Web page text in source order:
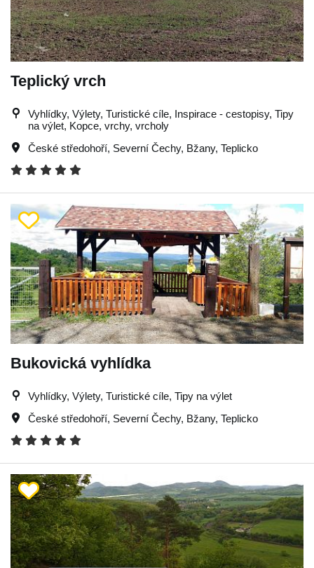
Teplický vrch
Vyhlídky, Výlety, Turistické cíle, Inspirace - cestopisy, Tipy
na výlet, Kopce, vrchy, vrcholy
České středohoří, Severní Čechy, Bžany, Teplicko
Bukovická vyhlídka
Vyhlídky, Výlety, Turistické cíle, Tipy na výlet
České středohoří, Severní Čechy, Bžany, Teplicko